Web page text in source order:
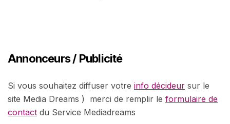
Annonceurs / Publicité
Si vous souhaitez diffuser votre info décideur sur le
site Media Dreams ) merci de remplir le formulaire de
contact du Service Mediadreams